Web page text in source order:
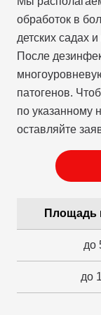
обработок в
детских садах
После
патогенов.
по указанному
оставляйте
Площадь
до
до